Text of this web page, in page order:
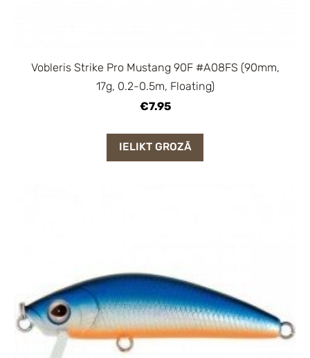
Vobleris Strike Pro Mustang 90F #A08FS (90mm,
17g, 0.2-0.5m, Floating)
€7.95
IELIKT GROZĀ